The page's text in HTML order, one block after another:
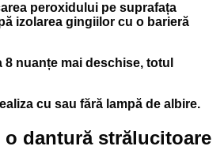
peroxidului pe suprafața
izolarea gingiilor cu o barieră
nuanțe mai deschise, totul
cu sau fără lampă de albire.
dantură strălucitoare